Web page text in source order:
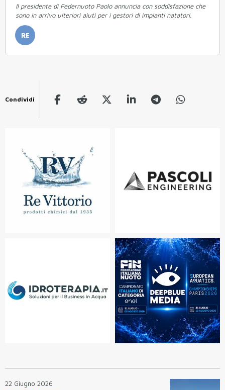
Il presidente di Federnuoto Paolo annuncia con soddisfazione che
sono in arrivo ulteriori aiuti per i gestori di impianti natatori.
RE
Condividi
22 Giugno 2026